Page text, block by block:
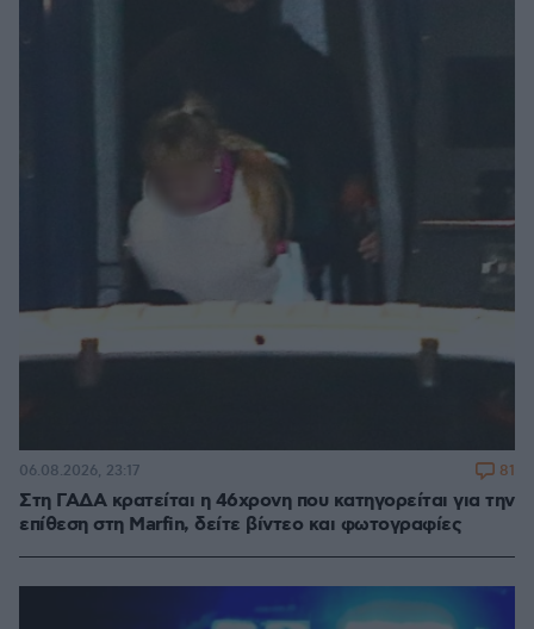
Στη ΓΑΔΑ κρατείται η 46χρονη που κατηγορείται για την
επίθεση στη Marfin, δείτε βίντεο και φωτογραφίες
06.08.2026, 23:17 81